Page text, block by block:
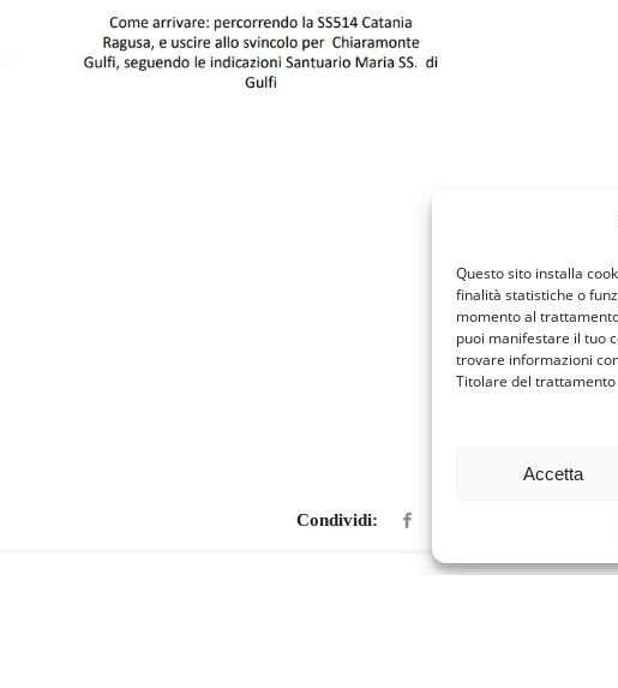
Questo sito installa
finalità statistiche o
momento al
puoi manifestare il tuo
trovare informazioni
Titolare del trattamento
Accetta
Condividi: